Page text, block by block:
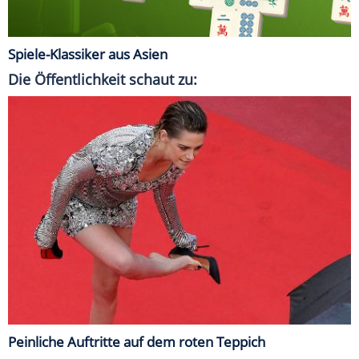
Spiele-Klassiker aus Asien
Die Öffentlichkeit schaut zu:
Peinliche Auftritte auf dem roten Teppich